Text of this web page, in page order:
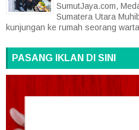
SumutJaya.com,
Sumatera Utara
kunjungan ke rumah seorang
PASANG IKLAN DI SINI